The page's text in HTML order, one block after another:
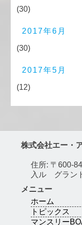
(30)
2017年6月
(30)
2017年5月
(12)
株式会社エー・
住所: 〒600-
入ル グラン
メニュー
ホーム
トピックス
マンスリー